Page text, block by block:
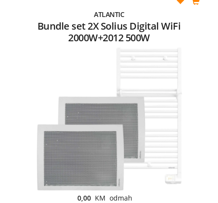
ATLANTIC
Bundle set 2X Solius Digital WiFi
2000W+2012 500W
0,00 KM odmah